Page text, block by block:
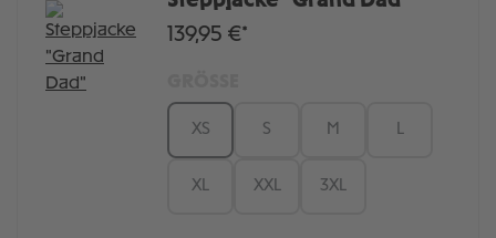
139,95 €*
XS S M L
XL XXL 3XL